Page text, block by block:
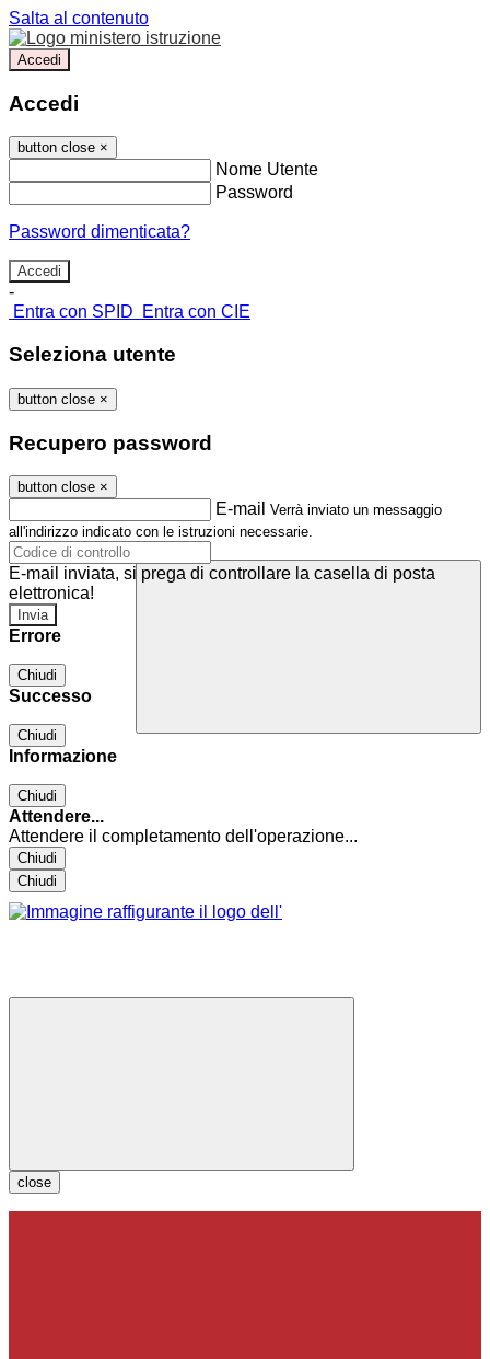
Salta al contenuto
Accedi
Accedi
button close ×
Nome Utente
Password
Password dimenticata?
-
Entra con SPID
Entra con CIE
Seleziona utente
button close ×
Recupero password
button close ×
E-mail Verrà inviato un messaggio
all'indirizzo indicato con le istruzioni necessarie.
E-mail inviata, si prega di controllare la casella di posta
elettronica!
Errore
Chiudi
Successo
Chiudi
Informazione
Chiudi
Attendere...
Attendere il completamento dell'operazione...
Chiudi
Chiudi
close